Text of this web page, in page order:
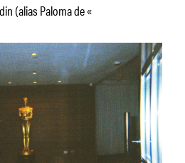
(alias Paloma de «